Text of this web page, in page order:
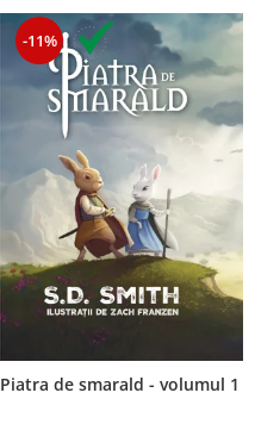
-11%
Piatra de smarald - volumul 1